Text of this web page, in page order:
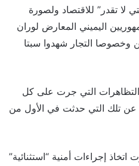
لا تقدر” للاقتصاد ولصورة
اليميني المعارض لوران
وخصوصا التجار شهدوا سبتا
التظاهرات التي جرت على كل
الفرنسية أقل بـ11 ألفا عن تلك التي حدثت في الأول من
إجراءات أمنية “استثنائية”